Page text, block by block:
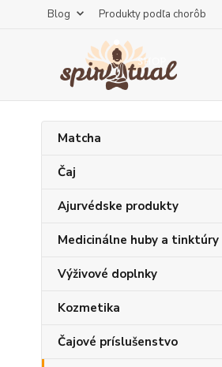
Blog Produkty podľa chorôb
Matcha
Čaj
Ajurvédske produkty
Medicinálne huby a tinktúry
Výživové doplnky
Kozmetika
Čajové príslušenstvo